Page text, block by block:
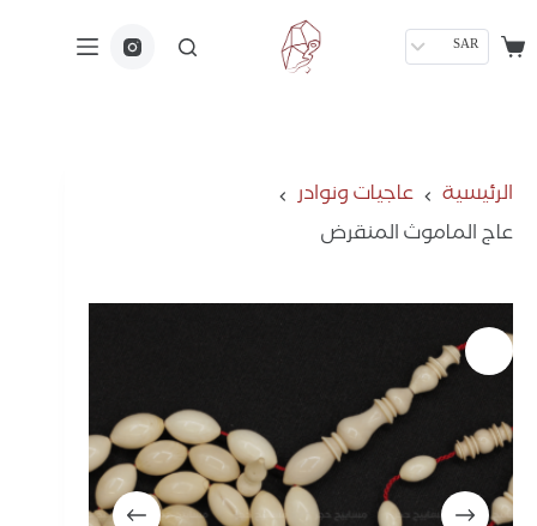
SAR
الرئيسية
عاجيات ونوادر
عاج الماموث المنقرض